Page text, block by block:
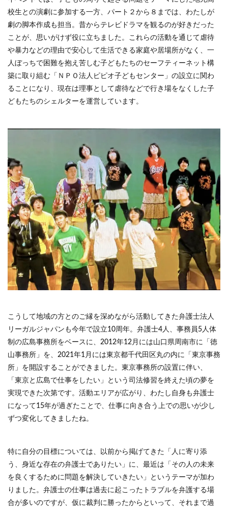
校生との演劇に参加する一方、パート２から８までは、わたしが
劇の脚本作成も担当。昔からテレビドラマを観るのが好きだった
ことが、思いがけず役に立ちました。これらの活動を通じて虐待
や暴力などの理由で安心して生活できる家庭や居場所がなく、一
人ぼっちで困難を抱え苦しむ子どもたちのセーフティーネット構
築に取り組む「ＮＰＯ法人ピピオ子どもセンター」の設立に関わ
ることになり、現在は理事として虐待などで行き場をなくした子
どもたちのシェルターを運営しています。
こうして地域の方とのご縁を深めながら活動してきた弁護士法人
リーガルジャパンも今年で設立10周年。弁護士4人、事務員5人体
制の広島事務所をベースに、2012年12月には山口県周南市に「徳
山事務所」を、2021年1月には東京都千代田区丸の内に「東京事務
所」を開設することができました。東京事務所の設置に伴い、
「東京と広島で仕事をしたい」という司法修習を終えた頃の夢を
実現できた次第です。活動エリアが広がり、わたし自身も弁護士
になって15年が過ぎたことで、仕事に向き合う上での思いが少し
ずつ変化してきましたね。
特に自分の目標については、以前から掲げてきた「人に寄り添
う、身近な存在の弁護士でありたい」に、最近は「その人の未来
を良くするために問題を解決していきたい」というテーマが加わ
りました。弁護士の仕事は過去に起こったトラブルを弁護する場
合が多いのですが、仮に裁判に勝ったからといって、それまで過